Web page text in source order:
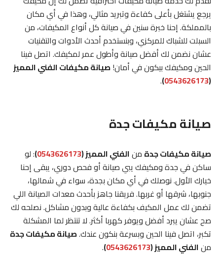
يرجع يشتغل بأعلى كفاءة وتبريد مثالي، وهذا في أي مكان
بالمملكة. إحنا خبرة سنين في صيانة كل أنواع المكيفات، من
السبلت للشباك للمركزي، وبنستخدم أحدث الأدوات والتقنيات
عشان نضمن لك أفضل صيانة وأطول عمر لمكيفك. اتصل فينا
الحين ومكيفك بيكون في أمان!صيانة مكيفات الفني المميز
0543626173
)
.
صيانة مكيفات جدة
صيانة مكيفات جدةمنالفني المميز (0543626173
): لو
ساكن في جدة ومكيفك يبي صيانة أو فحص دوري، يبقى إحنا
خيارك الأول. نوصلك في أي مكان بجدة، سواء في شمالها،
جنوبها، شرقها أو غربها. فريقنا جاهز بأحدث معدات الصيانة اللي
تضمن لك عمل المكيف بكفاءة عالية وبدون مشاكل. نصلحه لك
صح عشان يبرد أفضل ويوفر كهربا أكثر. لا تنتظر لما المشكلة
تكبر، اتصل فينا الحين وبسرعة بنكون عندك.صيانة مكيفات جدة
منالفني المميز (0543626173
)
.